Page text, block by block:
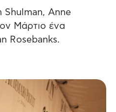
Shulman, Anne
Μάρτιο ένα
Rosebanks.